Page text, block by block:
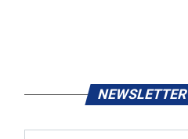
NEWSLETTER